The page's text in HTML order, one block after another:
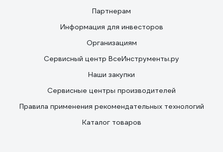
Партнерам
Информация для инвесторов
Организациям
Сервисный центр ВсеИнструменты.ру
Наши закупки
Сервисные центры производителей
Правила применения рекомендательных технологий
Каталог товаров